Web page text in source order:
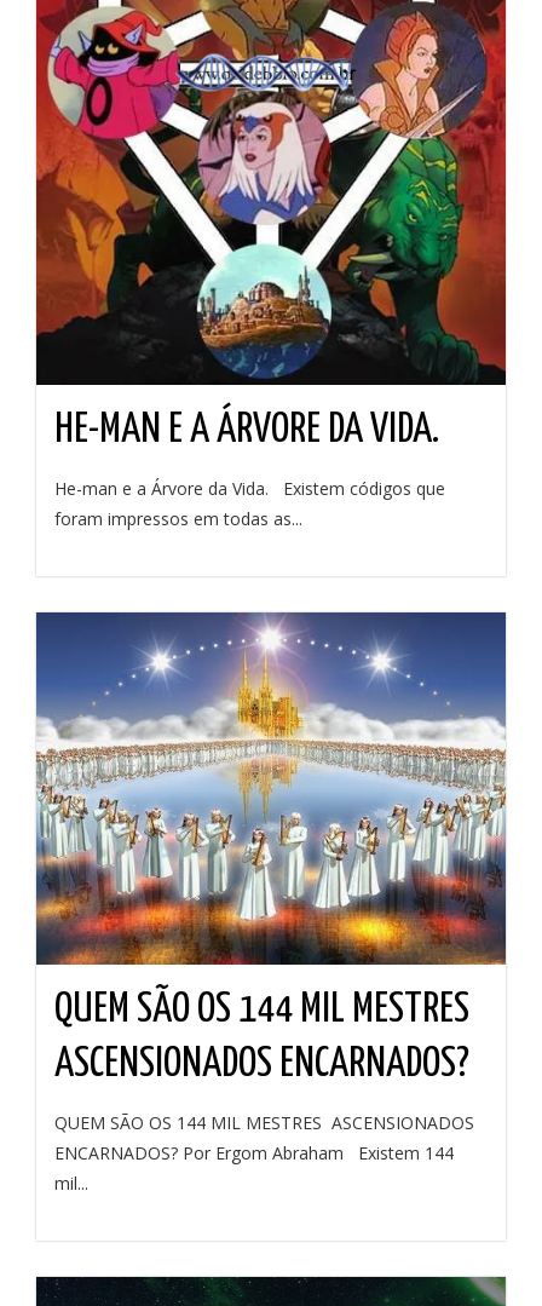
HE-MAN E A ÁRVORE DA VIDA.
He-man e a Árvore da Vida. Existem códigos que
foram impressos em todas as...
QUEM SÃO OS 144 MIL MESTRES
ASCENSIONADOS ENCARNADOS?
QUEM SÃO OS 144 MIL MESTRES ASCENSIONADOS
ENCARNADOS? Por Ergom Abraham Existem 144
mil...